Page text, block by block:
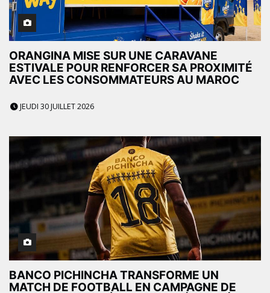
ORANGINA MISE SUR UNE CARAVANE
ESTIVALE POUR RENFORCER SA PROXIMITÉ
AVEC LES CONSOMMATEURS AU MAROC
JEUDI 30 JUILLET 2026
BANCO PICHINCHA TRANSFORME UN
MATCH DE FOOTBALL EN CAMPAGNE DE